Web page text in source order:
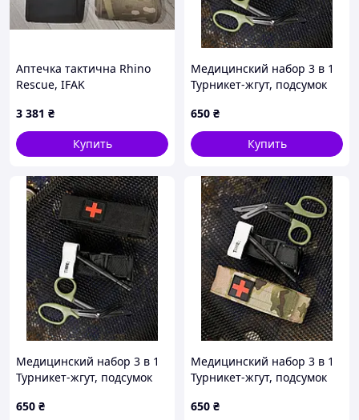
Аптечка тактична Rhino
Rеscue, IFAK
3 381 ₴
Купить
Медицинский набор 3 в 1
Турникет-жгут, подсумок
тактические медицинские
ножницы EMT черный
ВТ5408
650 ₴
Купить
Медицинский набор 3 в 1
Турникет-жгут, подсумок
тактические медицинские
650 ₴
Медицинский набор 3 в 1
Турникет-жгут, подсумок
тактические медицинские
650 ₴